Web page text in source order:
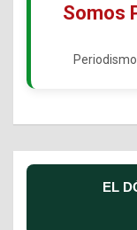
Somos
EL